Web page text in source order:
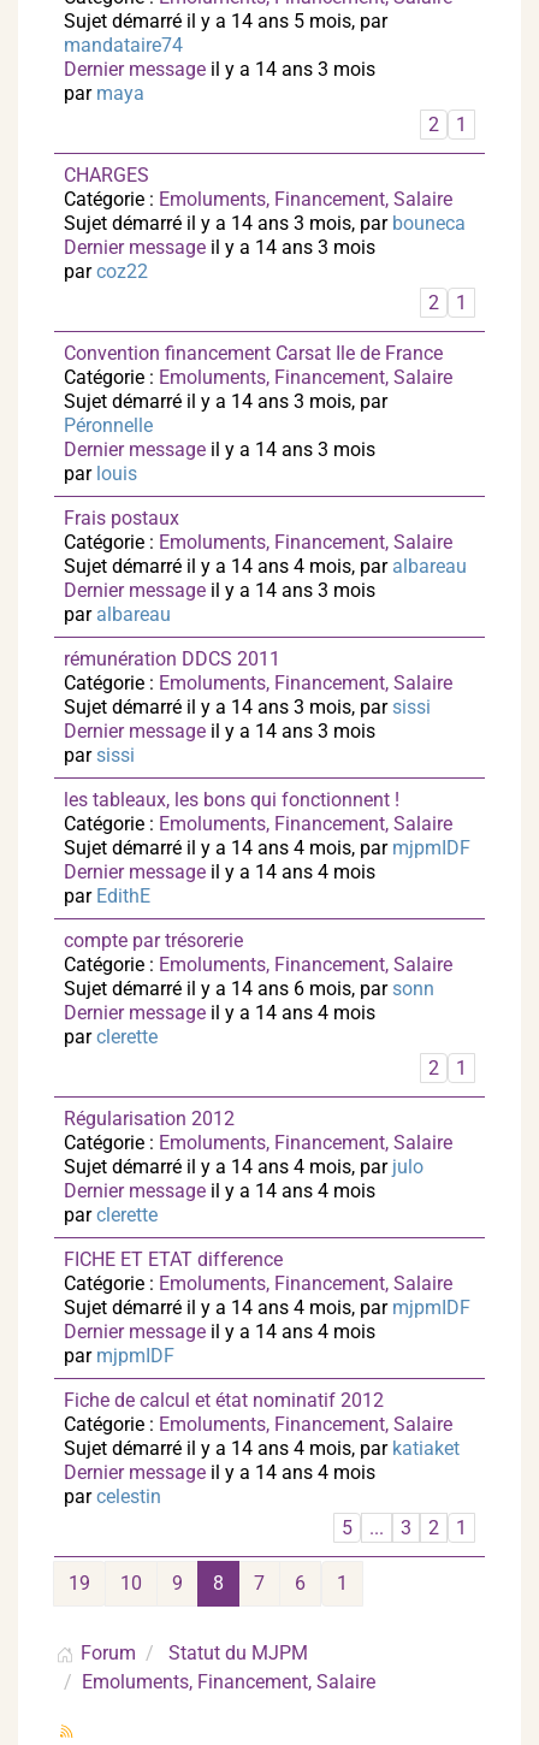
Sujet démarré il y a 14 ans 5 mois, par
mandataire74
Dernier message il y a 14 ans 3 mois
par maya
1
2
CHARGES
Catégorie : Emoluments, Financement, Salaire
Sujet démarré il y a 14 ans 3 mois, par bouneca
Dernier message il y a 14 ans 3 mois
parcoz22
1
2
Convention financement Carsat Ile de France
Catégorie : Emoluments, Financement, Salaire
Sujet démarré il y a 14 ans 3 mois, par
Péronnelle
Dernier message il y a 14 ans 3 mois
par louis
Frais postaux
Catégorie : Emoluments, Financement, Salaire
Sujet démarré il y a 14 ans 4 mois, par albareau
Dernier message il y a 14 ans 3 mois
par albareau
rémunération DDCS 2011
Catégorie : Emoluments, Financement, Salaire
Sujet démarré il y a 14 ans 3 mois, parsissi
Dernier message il y a 14 ans 3 mois
parsissi
les tableaux, les bons qui fonctionnent !
Catégorie : Emoluments, Financement, Salaire
Sujet démarré il y a 14 ans 4 mois, par mjpmIDF
Dernier message il y a 14 ans 4 mois
par EdithE
compte par trésorerie
Catégorie : Emoluments, Financement, Salaire
Sujet démarré il y a 14 ans 6 mois, parsonn
Dernier message il y a 14 ans 4 mois
parclerette
1
2
Régularisation 2012
Catégorie : Emoluments, Financement, Salaire
Sujet démarré il y a 14 ans 4 mois, par julo
Dernier message il y a 14 ans 4 mois
parclerette
FICHE ET ETAT difference
Catégorie : Emoluments, Financement, Salaire
Sujet démarré il y a 14 ans 4 mois, par mjpmIDF
Dernier message il y a 14 ans 4 mois
par mjpmIDF
Fiche de calcul et état nominatif 2012
Catégorie : Emoluments, Financement, Salaire
Sujet démarré il y a 14 ans 4 mois, par katiaket
Dernier message il y a 14 ans 4 mois
parcelestin
1
2
3
...
5
1
6
7
8
9
10
19
Forum
Statut du MJPM
Emoluments, Financement, Salaire